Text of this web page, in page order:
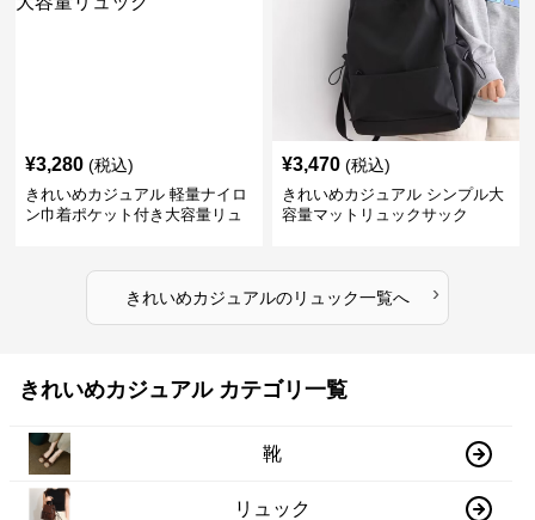
¥3,280 (税込)
きれいめカジュアル 軽量ナイロ
ン巾着ポケット付き大容量リュ
¥3,470 (税込)
きれいめカジュアル シンプル大
容量マットリュックサック
きれいめカジュアルのリュック一覧へ ›
きれいめカジュアル カテゴリ一覧
靴
リュック